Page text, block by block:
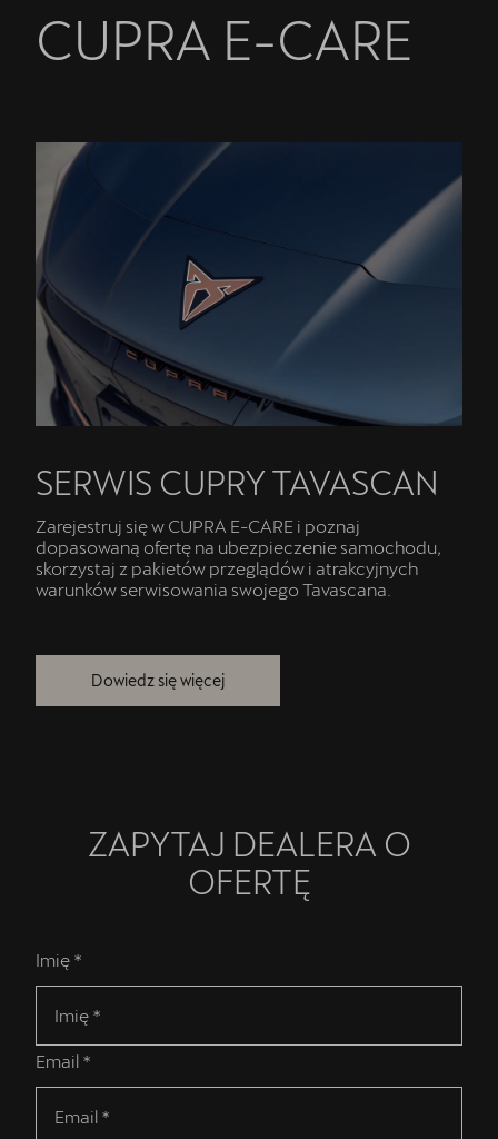
CUPRA E-CARE
SERWIS CUPRY TAVASCAN
Zarejestruj się w CUPRA E-CARE i poznaj
dopasowaną ofertę na ubezpieczenie samochodu,
skorzystaj z pakietów przeglądów i atrakcyjnych
warunków serwisowania swojego Tavascana.
Dowiedz się więcej
ZAPYTAJ DEALERA O
OFERTĘ
Imię *
Email *